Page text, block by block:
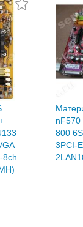
8ch
nF570
800
3PCI-